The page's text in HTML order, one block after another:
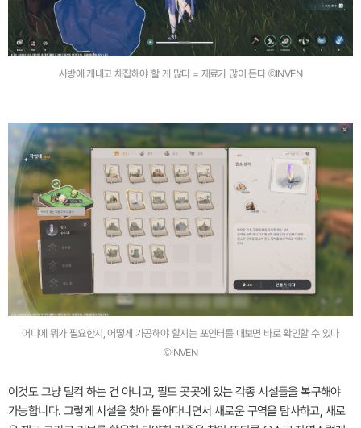
사방에 캐내고 채집해야 할 게 많다 = 재료가 많이 든다 ©INVEN
어디에 뭐가 필요한지, 어떻게 가공해야 할지는 포인터를 대보면 바로 확인할 수 있다
©INVEN
이것도 그냥 덜컥 하는 건 아니고, 필드 곳곳에 있는 각종 시설들을 복구해야
가능합니다. 그렇게 시설을 찾아 돌아다니면서 새로운 구역을 탐사하고, 새로